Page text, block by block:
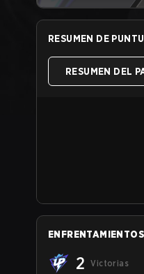
RESUMEN DE
RESUMEN DEL
2 Victorias